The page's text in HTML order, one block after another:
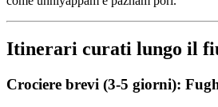
Itinerari curati lungo il
Crociere brevi (3-5 giorni):